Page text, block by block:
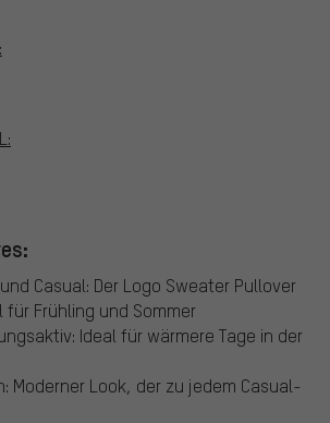
Casual: Der Logo Sweater Pullover
für Frühling und Sommer
Ideal für wärmere Tage in der
Moderner Look, der zu jedem Casual-